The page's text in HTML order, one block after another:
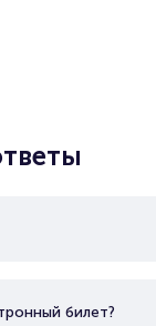
билет?